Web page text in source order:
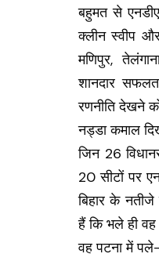
बहुमत से
क्लीन स्वीप
मणिपुर,
शानदार
रणनीति देखने
नड्डा कमाल
जिन 26
20 सीटों पर
बिहार के
हैं कि भले ही वह
वह पटना में